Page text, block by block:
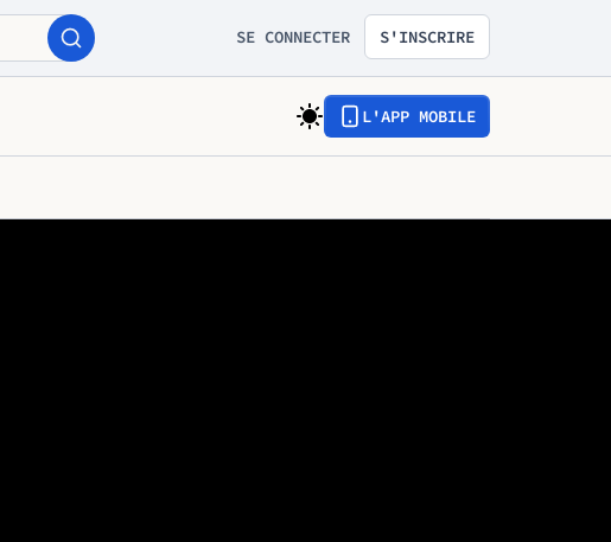
SE CONNECTER S'INSCRIRE
L'APP MOBILE